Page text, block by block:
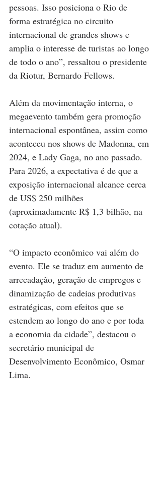
pessoas. Isso posiciona o Rio de
forma estratégica no circuito
internacional de grandes shows e
amplia o interesse de turistas ao longo
de todo o ano”, ressaltou o presidente
da Riotur, Bernardo Fellows.
Além da movimentação interna, o
megaevento também gera promoção
internacional espontânea, assim como
aconteceu nos shows de Madonna, em
2024, e Lady Gaga, no ano passado.
Para 2026, a expectativa é de que a
exposição internacional alcance cerca
de US$ 250 milhões
(aproximadamente R$ 1,3 bilhão, na
cotação atual).
“O impacto econômico vai além do
evento. Ele se traduz em aumento de
arrecadação, geração de empregos e
dinamização de cadeias produtivas
estratégicas, com efeitos que se
estendem ao longo do ano e por toda
a economia da cidade”, destacou o
secretário municipal de
Desenvolvimento Econômico, Osmar
Lima.